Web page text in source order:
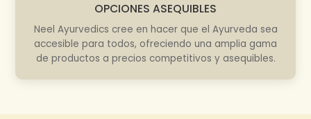
OPCIONES ASEQUIBLES
Neel Ayurvedics cree en hacer que el Ayurveda sea
accesible para todos, ofreciendo una amplia gama
de productos a precios competitivos y asequibles.